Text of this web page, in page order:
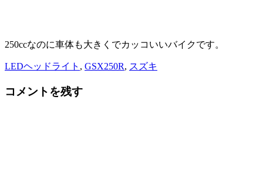
250ccなのに車体も大きくでカッコいいバイクです。
LEDヘッドライト , GSX250R, スズキ
コメントを残す